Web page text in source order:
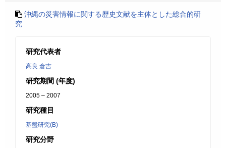
沖縄の災害情報に関する歴史文献を主体とした総合的研
究
研究代表者
高良 倉吉
研究期間 (年度)
2005 – 2007
研究種目
基盤研究(B)
研究分野